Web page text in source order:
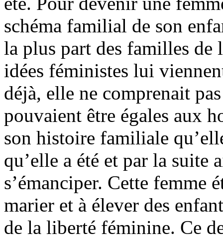
schéma familial de son
la plus part des familles de
idées féministes lui
déjà, elle ne comprenait
pouvaient être égales aux
son histoire familiale
qu’elle a été et par la suite
s’émanciper. Cette femme
marier et à élever des
de la liberté féminine. Ce